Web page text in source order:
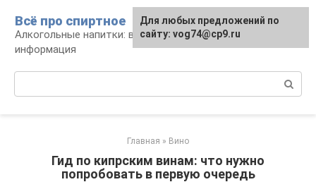
контенту
Всё про спиртное
Алкогольные напитки: виды, рецепты,
информация
Главная » Вино
Гид по кипрским винам: что нужно
попробовать в первую очередь
Для любых предложений по
сайту: vog74@cp9.ru